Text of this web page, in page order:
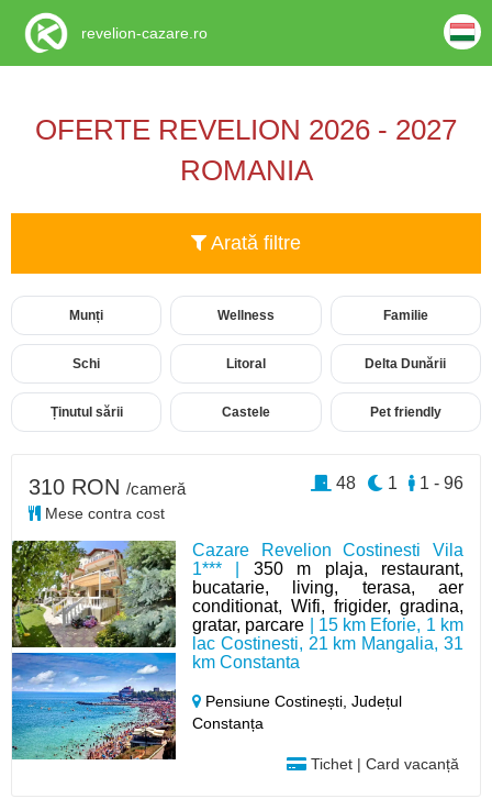
OFERTE REVELION 2026 - 2027
ROMANIA
Arată filtre
Munți Wellness Familie
Schi Litoral Delta Dunării
Ținutul sării Castele Pet friendly
Cazare Revelion Costinesti Vila
1*** | 350 m plaja, restaurant,
bucatarie, living, terasa, aer
conditionat, Wifi, frigider, gradina,
gratar, parcare | 15 km Eforie, 1 km
lac Costinesti, 21 km Mangalia, 31
km Constanta
Pensiune Costinești,Județul
Constanța
Tichet | Card vacanță
310 RON /cameră
Mese contra cost
1 - 96
1
48
revelion-cazare.ro